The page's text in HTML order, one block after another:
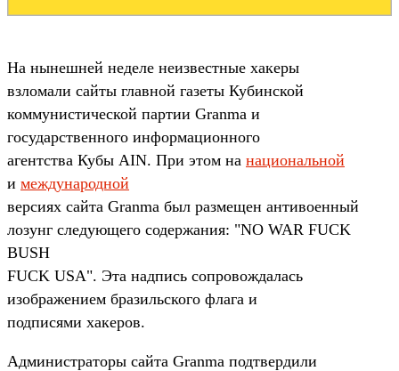
На нынешней неделе неизвестные хакеры
взломали сайты главной газеты Кубинской
коммунистической партии Granma и
государственного информационного
агентства Кубы AIN. При этом на национальной
и международной
версиях сайта Granma был размещен антивоенный
лозунг следующего содержания: "NO WAR FUCK
BUSH
FUCK USA". Эта надпись сопровождалась
изображением бразильского флага и
подписями хакеров.
Администраторы сайта Granma подтвердили